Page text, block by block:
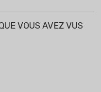
VOUS AVEZ VUS